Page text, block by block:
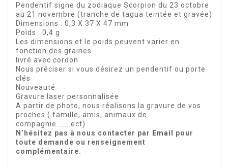
Pendentif signe du zodiaque Scorpion du 23 octobre
au 21 novembre (tranche de tagua teintée et gravée)
Dimensions : 0,3 X 37 X 47 mm
Poids : 0,4 g
Les dimensions et le poids peuvent varier en
fonction des graines
livré avec cordon
Nous préciser si vous désirez un pendentif ou porte
clés
Nouveauté
Gravure laser personnalisée
A partir de photo, nous réalisons la gravure de vos
proches ( famille, amis, animaux de
compagnie.......ect)
N’hésitez pas à nous contacter par Email pour
toute demande ou renseignement
complémentaire.